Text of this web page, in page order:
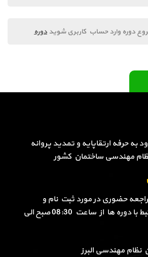
دوره وارد حساب کاربری شویددوره
به حرفه ارتقاپایه و تمدید پروانه
مهندسی ساختمان کشور
حضوری در مورد ثبت نام و
سوالات آموزشی مرتبط با دوره ها از ساعت 08:30 صبح الی
نظام مهندسی البرز